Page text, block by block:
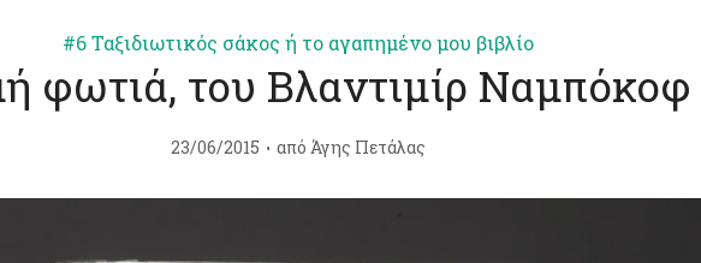
#6 Ταξιδιωτικός σάκος ή το αγαπημένο μου βιβλίο
φωτιά, του Βλαντιμίρ Ναμπόκοφ
23/06/2015 από Άγης Πετάλας